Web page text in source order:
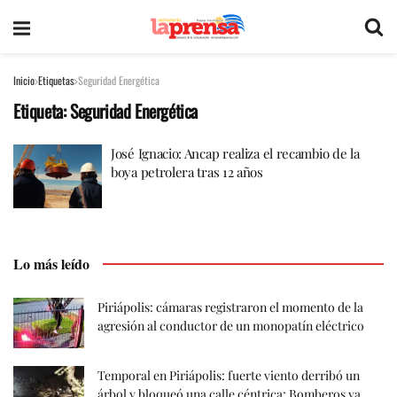
Inicio Etiquetas Seguridad Energética
Etiqueta:Seguridad Energética
José Ignacio: Ancap realiza el recambio de la
boya petrolera tras 12 años
Lo más leído
Piriápolis: cámaras registraron el momento de la
agresión al conductor de un monopatín eléctrico
Temporal en Piriápolis: fuerte viento derribó un
árbol y bloqueó una calle céntrica; Bomberos ya